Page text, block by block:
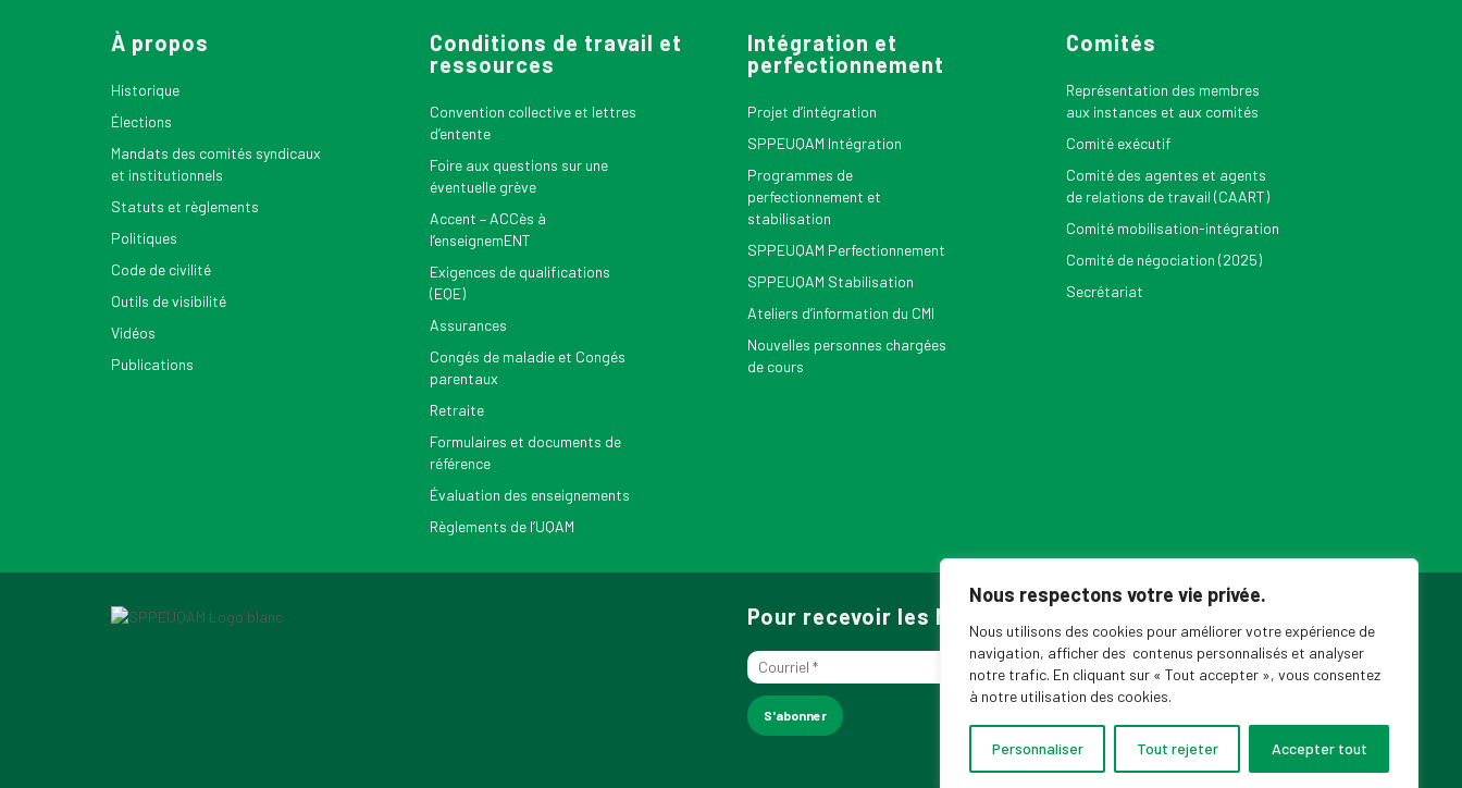
Nous respectons votre vie privée.
Nous utilisons des cookies pour améliorer votre expérience de
navigation, afficher des contenus personnalisés et analyser
notre trafic. En cliquant sur « Tout accepter », vous consentez
à notre utilisation des cookies.
Personnaliser Tout rejeter Accepter tout
À propos
Historique
Élections
Mandats des comités syndicaux
et institutionnels
Statuts et règlements
Politiques
Code de civilité
Outils de visibilité
Vidéos
Publications
Conditions de travail et
ressources
Convention collective et lettres
d’entente
Foire aux questions sur une
éventuelle grève
Accent – ACCès à
l’enseignemENT
Exigences de qualifications
(EQE)
Assurances
Congés de maladie et Congés
parentaux
Retraite
Formulaires et documents de
référence
Évaluation des enseignements
Règlements de l’UQAM
Intégration et
perfectionnement
Projet d’intégration
SPPEUQAM Intégration
Programmes de
perfectionnement et
stabilisation
SPPEUQAM Perfectionnement
SPPEUQAM Stabilisation
Ateliers d’information du CMI
Nouvelles personnes chargées
de cours
Comités
Représentation des membres
aux instances et aux comités
Comité exécutif
Comité des agentes et agents
de relations de travail (CAART)
Comité mobilisation-intégration
Comité de négociation (2025)
Secrétariat
Pour recevoir les Nouvelles du SPPEUQAM